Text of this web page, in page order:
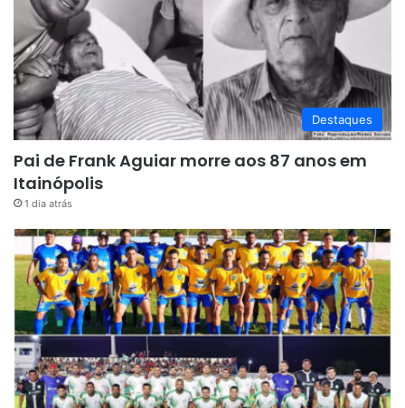
Destaques
Pai de Frank Aguiar morre aos 87 anos em
Itainópolis
1 dia atrás